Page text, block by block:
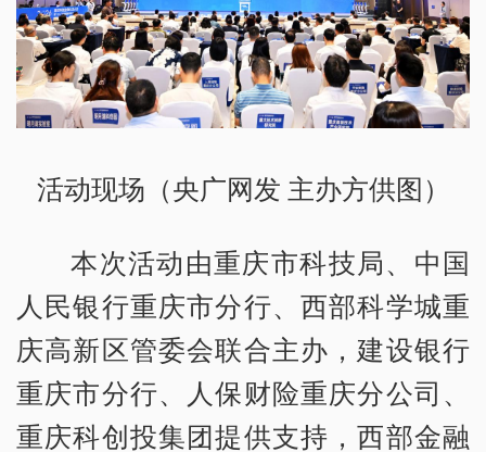
活动现场（央广网发 主办方供图）
本次活动由重庆市科技局、中国
人民银行重庆市分行、西部科学城重
庆高新区管委会联合主办，建设银行
重庆市分行、人保财险重庆分公司、
重庆科创投集团提供支持，西部金融